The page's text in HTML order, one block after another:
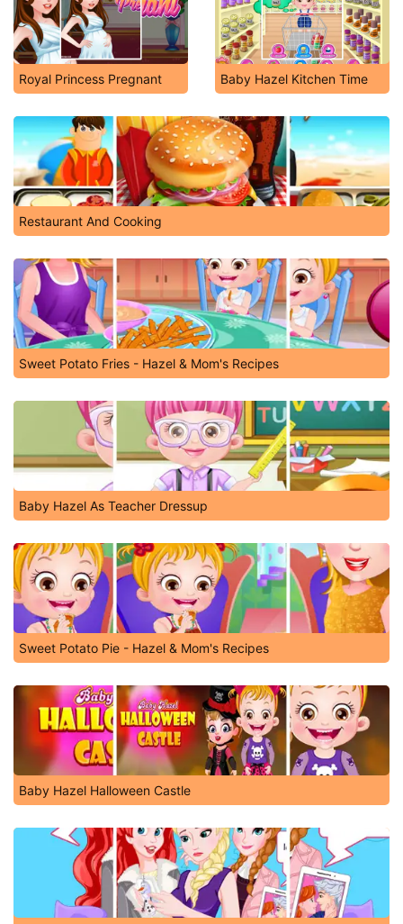
Royal Princess Pregnant Baby Hazel Kitchen Time
Restaurant And Cooking
Sweet Potato Fries - Hazel & Mom's Recipes
Baby Hazel As Teacher Dressup
Sweet Potato Pie - Hazel & Mom's Recipes
Baby Hazel Halloween Castle